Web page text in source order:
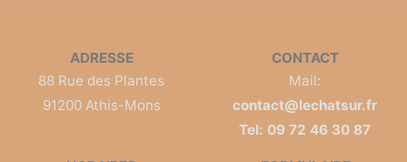
ADRESSE
88 Rue des Plantes
91200 Athis-Mons
CONTACT
Mail:
contact@lechatsur.fr
Tel: 09 72 46 30 87